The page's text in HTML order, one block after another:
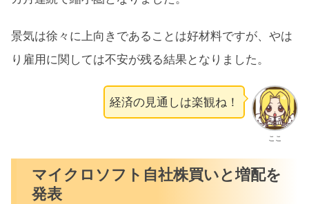
景気は徐々に上向きであることは好材料ですが、やは
り雇用に関しては不安が残る結果となりました。
ここ
経済の見通しは楽観ね！
マイクロソフト自社株買いと増配を
発表